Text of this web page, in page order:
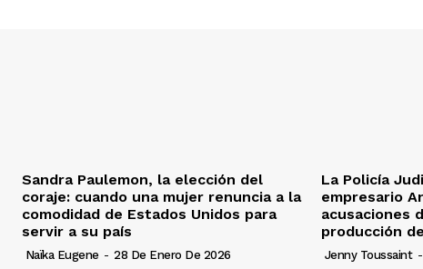
Sandra Paulemon, la elección del
coraje: cuando una mujer renuncia a la
comodidad de Estados Unidos para
servir a su país
Naïka Eugene - 28 De Enero De 2026
La Policía
empresario
acusaciones
producción
Jenny Toussaint -